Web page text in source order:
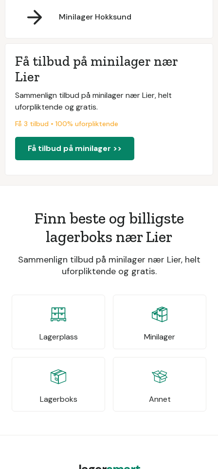
Minilager Hokksund
Få tilbud på minilager nær
Lier
Sammenlign tilbud på minilager nær Lier, helt
uforpliktende og gratis.
Få 3 tilbud • 100% uforpliktende
Få tilbud på minilager >>
Finn beste og billigste
lagerboks nær Lier
Sammenlign tilbud på minilager nær Lier, helt
uforpliktende og gratis.
Lagerplass Minilager
Lagerboks Annet